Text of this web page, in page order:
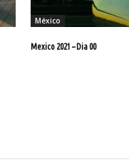
México
Mexico 2021 – Dia 00